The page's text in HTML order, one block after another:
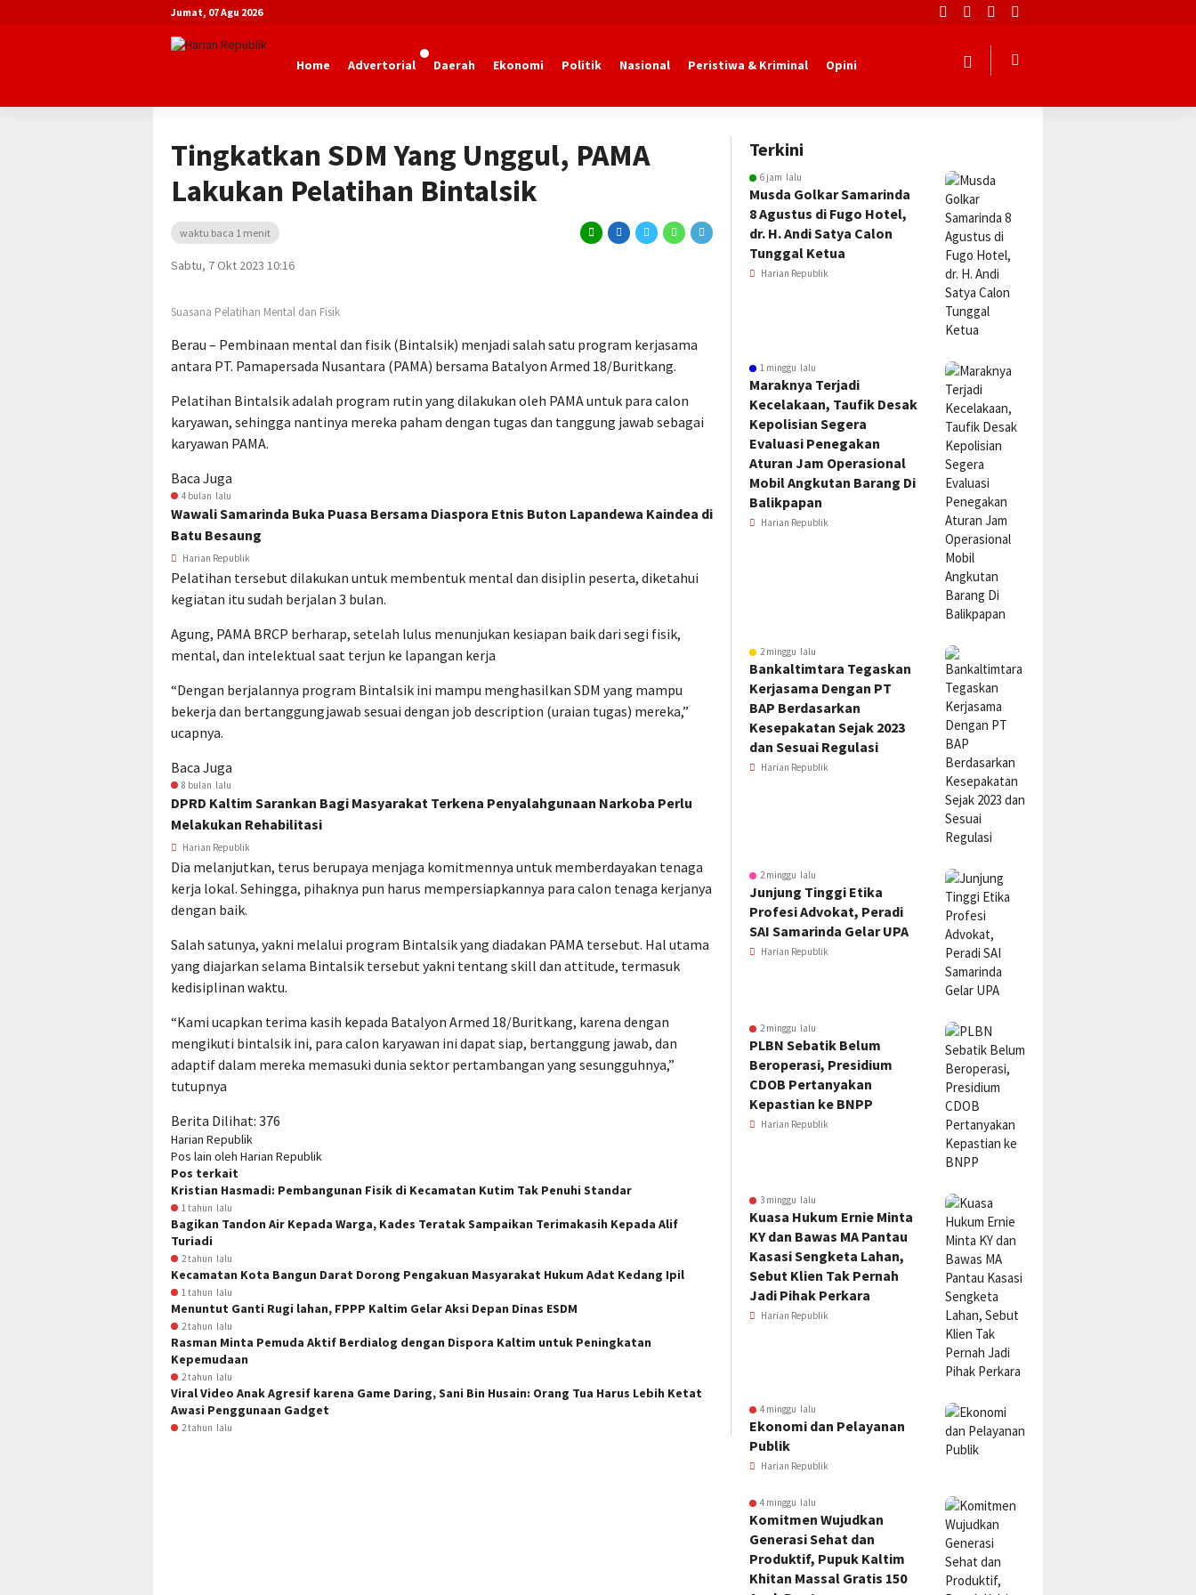
Jumat, 07 Agu 2026
Home Advertorial Daerah Ekonomi Politik Nasional Peristiwa & Kriminal Opini
Tingkatkan SDM Yang Unggul, PAMA
Lakukan Pelatihan Bintalsik
waktu baca 1 menit
Sabtu, 7 Okt 2023 10:16
Suasana Pelatihan Mental dan Fisik
Berau – Pembinaan mental dan fisik (Bintalsik) menjadi salah satu program kerjasama
antara PT. Pamapersada Nusantara (PAMA) bersama Batalyon Armed 18/Buritkang.
Pelatihan Bintalsik adalah program rutin yang dilakukan oleh PAMA untuk para calon
karyawan, sehingga nantinya mereka paham dengan tugas dan tanggung jawab sebagai
karyawan PAMA.
Baca Juga
4 bulan lalu
Wawali Samarinda Buka Puasa Bersama Diaspora Etnis Buton Lapandewa Kaindea di
Batu Besaung
Harian Republik
Pelatihan tersebut dilakukan untuk membentuk mental dan disiplin peserta, diketahui
kegiatan itu sudah berjalan 3 bulan.
Agung, PAMA BRCP berharap, setelah lulus menunjukan kesiapan baik dari segi fisik,
mental, dan intelektual saat terjun ke lapangan kerja
“Dengan berjalannya program Bintalsik ini mampu menghasilkan SDM yang mampu
bekerja dan bertanggungjawab sesuai dengan job description (uraian tugas) mereka,”
ucapnya.
Baca Juga
8 bulan lalu
DPRD Kaltim Sarankan Bagi Masyarakat Terkena Penyalahgunaan Narkoba Perlu
Melakukan Rehabilitasi
Harian Republik
Dia melanjutkan, terus berupaya menjaga komitmennya untuk memberdayakan tenaga
kerja lokal. Sehingga, pihaknya pun harus mempersiapkannya para calon tenaga kerjanya
dengan baik.
Salah satunya, yakni melalui program Bintalsik yang diadakan PAMA tersebut. Hal utama
yang diajarkan selama Bintalsik tersebut yakni tentang skill dan attitude, termasuk
kedisiplinan waktu.
“Kami ucapkan terima kasih kepada Batalyon Armed 18/Buritkang, karena dengan
mengikuti bintalsik ini, para calon karyawan ini dapat siap, bertanggung jawab, dan
adaptif dalam mereka memasuki dunia sektor pertambangan yang sesungguhnya,”
tutupnya
Berita Dilihat: 376
Harian Republik
Pos lain oleh Harian Republik
Pos terkait
Kristian Hasmadi: Pembangunan Fisik di Kecamatan Kutim Tak Penuhi Standar
1 tahun lalu
Bagikan Tandon Air Kepada Warga, Kades Teratak Sampaikan Terimakasih Kepada Alif
Turiadi
2 tahun lalu
Kecamatan Kota Bangun Darat Dorong Pengakuan Masyarakat Hukum Adat Kedang Ipil
1 tahun lalu
Menuntut Ganti Rugi lahan, FPPP Kaltim Gelar Aksi Depan Dinas ESDM
2 tahun lalu
Rasman Minta Pemuda Aktif Berdialog dengan Dispora Kaltim untuk Peningkatan
Kepemudaan
2 tahun lalu
Viral Video Anak Agresif karena Game Daring, Sani Bin Husain: Orang Tua Harus Lebih Ketat
Awasi Penggunaan Gadget
2 tahun lalu
Terkini
6 jam lalu
Musda Golkar Samarinda
8 Agustus di Fugo Hotel,
dr. H. Andi Satya Calon
Tunggal Ketua
Harian Republik
1 minggu lalu
Maraknya Terjadi
Kecelakaan, Taufik Desak
Kepolisian Segera
Evaluasi Penegakan
Aturan Jam Operasional
Mobil Angkutan Barang Di
Balikpapan
Harian Republik
2 minggu lalu
Bankaltimtara Tegaskan
Kerjasama Dengan PT
BAP Berdasarkan
Kesepakatan Sejak 2023
dan Sesuai Regulasi
Harian Republik
2 minggu lalu
Junjung Tinggi Etika
Profesi Advokat, Peradi
SAI Samarinda Gelar UPA
Harian Republik
2 minggu lalu
PLBN Sebatik Belum
Beroperasi, Presidium
CDOB Pertanyakan
Kepastian ke BNPP
Harian Republik
3 minggu lalu
Kuasa Hukum Ernie Minta
KY dan Bawas MA Pantau
Kasasi Sengketa Lahan,
Sebut Klien Tak Pernah
Jadi Pihak Perkara
Harian Republik
4 minggu lalu
Ekonomi dan Pelayanan
Publik
Harian Republik
4 minggu lalu
Komitmen Wujudkan
Generasi Sehat dan
Produktif, Pupuk Kaltim
Khitan Massal Gratis 150